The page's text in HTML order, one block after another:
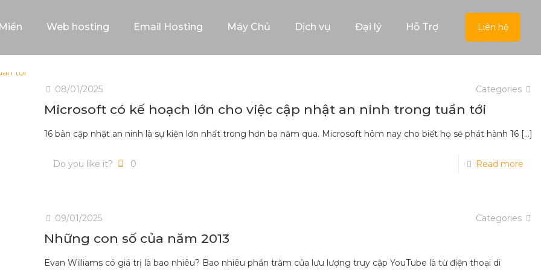
Web hosting Email Hosting Máy Chủ Dịch vụ Đại lý Hỗ Trợ Liên hệ
08/01/2025 Categories
Microsoft có kế hoạch lớn cho việc cập nhật an ninh trong tuần tới
16 bản cập nhật an ninh là sự kiện lớn nhất trong hơn ba năm qua. Microsoft hôm nay cho biết họ sẽ phát hành 16[…]
Do you like it? 0 Read more
09/01/2025 Categories
Những con số của năm 2013
Evan Williams có giá trị là bao nhiêu? Bao nhiêu phần trăm của lưu lượng truy cập YouTube là từ điện thoại di